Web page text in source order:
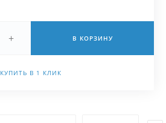
+ В КОРЗИНУ
КУПИТЬ В 1 КЛИК